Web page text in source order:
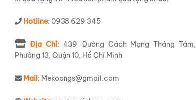
Hotline: 0938 629 345
Địa Chỉ: 439 Đường Cách Mạng Tháng Tám,
Phường 13, Quận 10, Hồ Chí Minh
Mail: Mekoongs@gmail.com